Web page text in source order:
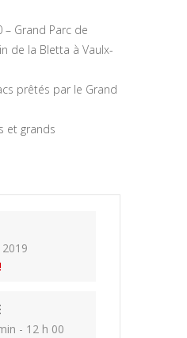
– Grand Parc de
de la Bletta à Vaulx-
prêtés par le Grand
et grands
- 12 h 00